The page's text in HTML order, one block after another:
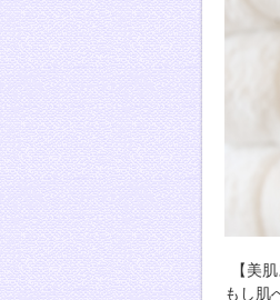
【美
もし肌